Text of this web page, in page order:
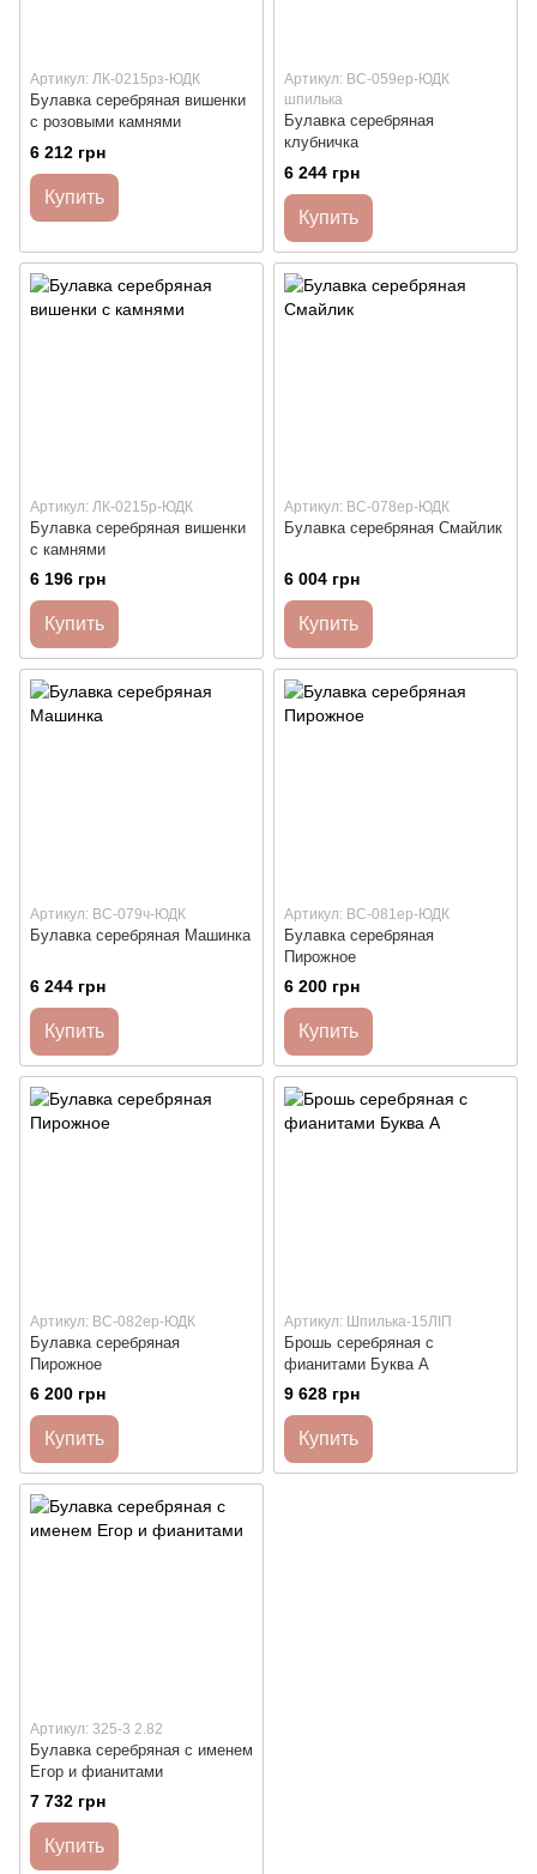
Артикул: ЛК-0215рз-ЮДК
Булавка серебряная вишенки
с розовыми камнями
6 212 грн
Купить
Артикул: ВС-059ер-ЮДК
шпилька
Булавка серебряная
клубничка
6 244 грн
Купить
Артикул: ЛК-0215р-ЮДК
Булавка серебряная вишенки
с камнями
6 196 грн
Купить
Артикул: ВС-078ер-ЮДК
Булавка серебряная Смайлик
6 004 грн
Купить
Артикул: ВС-079ч-ЮДК
Булавка серебряная Машинка
6 244 грн
Купить
Артикул: ВС-081ер-ЮДК
Булавка серебряная
Пирожное
6 200 грн
Купить
Артикул: ВС-082ер-ЮДК
Булавка серебряная
Пирожное
6 200 грн
Купить
Артикул: Шпилька-15ЛІП
Брошь серебряная с
фианитами Буква А
9 628 грн
Купить
Артикул: 325-3 2.82
Булавка серебряная с именем
Егор и фианитами
7 732 грн
Купить